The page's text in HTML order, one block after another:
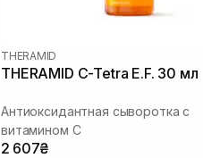
THERAMID
THERAMID C-Tetra E.F. 30 мл
Антиоксидантная сыворотка с
витамином C
2 607₴